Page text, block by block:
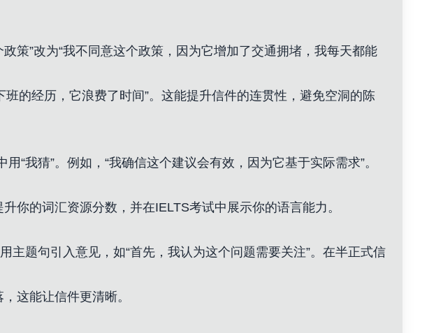
策”改为“我不同意这个政策，因为它增加了交通拥堵，我每天都能
的经历，它浪费了时间”。这能提升信件的连贯性，避免空洞的陈
“我猜”。例如，“我确信这个建议会有效，因为它基于实际需求”。
你的词汇资源分数，并在IELTS考试中展示你的语言能力。
题句引入意见，如“首先，我认为这个问题需要关注”。在半正式信
这能让信件更清晰。